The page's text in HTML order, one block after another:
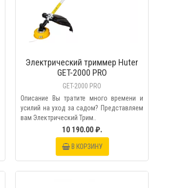
Электрический триммер Huter
GET-2000 PRO
GET-2000 PRO
Описание Вы тратите много времени и
усилий на уход за садом? Представляем
вам Электрический Трим..
10 190.00 ₽.
В КОРЗИНУ